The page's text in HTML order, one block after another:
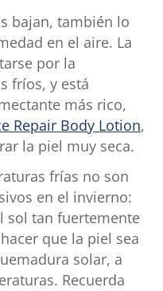
bajan, también lo
en el aire. La
por la
fríos, y está
más rico,
Repair Body Lotion,
la piel muy seca.
frías no son
en el invierno:
sol tan fuertemente
que la piel sea
solar, a
Recuerda